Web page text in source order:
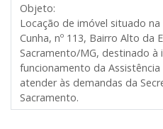
Objeto:
Locação de imóvel situado na
Cunha, nº 113, Bairro Alto da
Sacramento/MG, destinado à
funcionamento da
atender às demandas da
Sacramento.